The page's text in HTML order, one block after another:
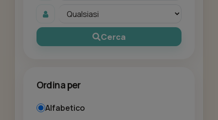
Cerca
Ordina per
Alfabetico